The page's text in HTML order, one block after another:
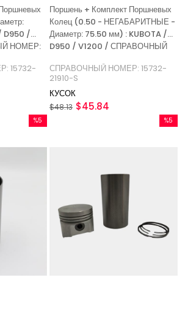
D950 /
15732-
Поршень + Комплект Поршневых
Колец (0.50 - НЕГАБАРИТНЫЕ -
Диаметр: 75.50 мм) : KUBOTA /
D950 / V1200 / СПРАВОЧНЫЙ
СПРАВОЧНЫЙ НОМЕР: 15732-
21910-S
КУСОК
$45.84
$48.13
%5
%5Скидка
%5